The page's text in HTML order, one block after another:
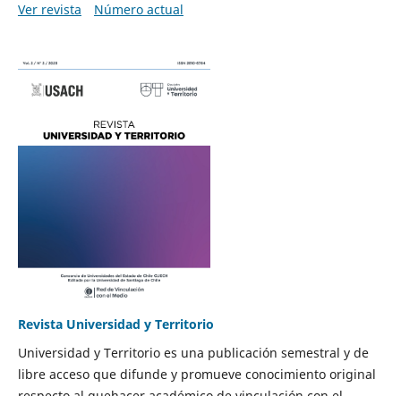
Ver revista
Número actual
Revista Universidad y Territorio
Universidad y Territorio es una publicación semestral y de
libre acceso que difunde y promueve conocimiento original